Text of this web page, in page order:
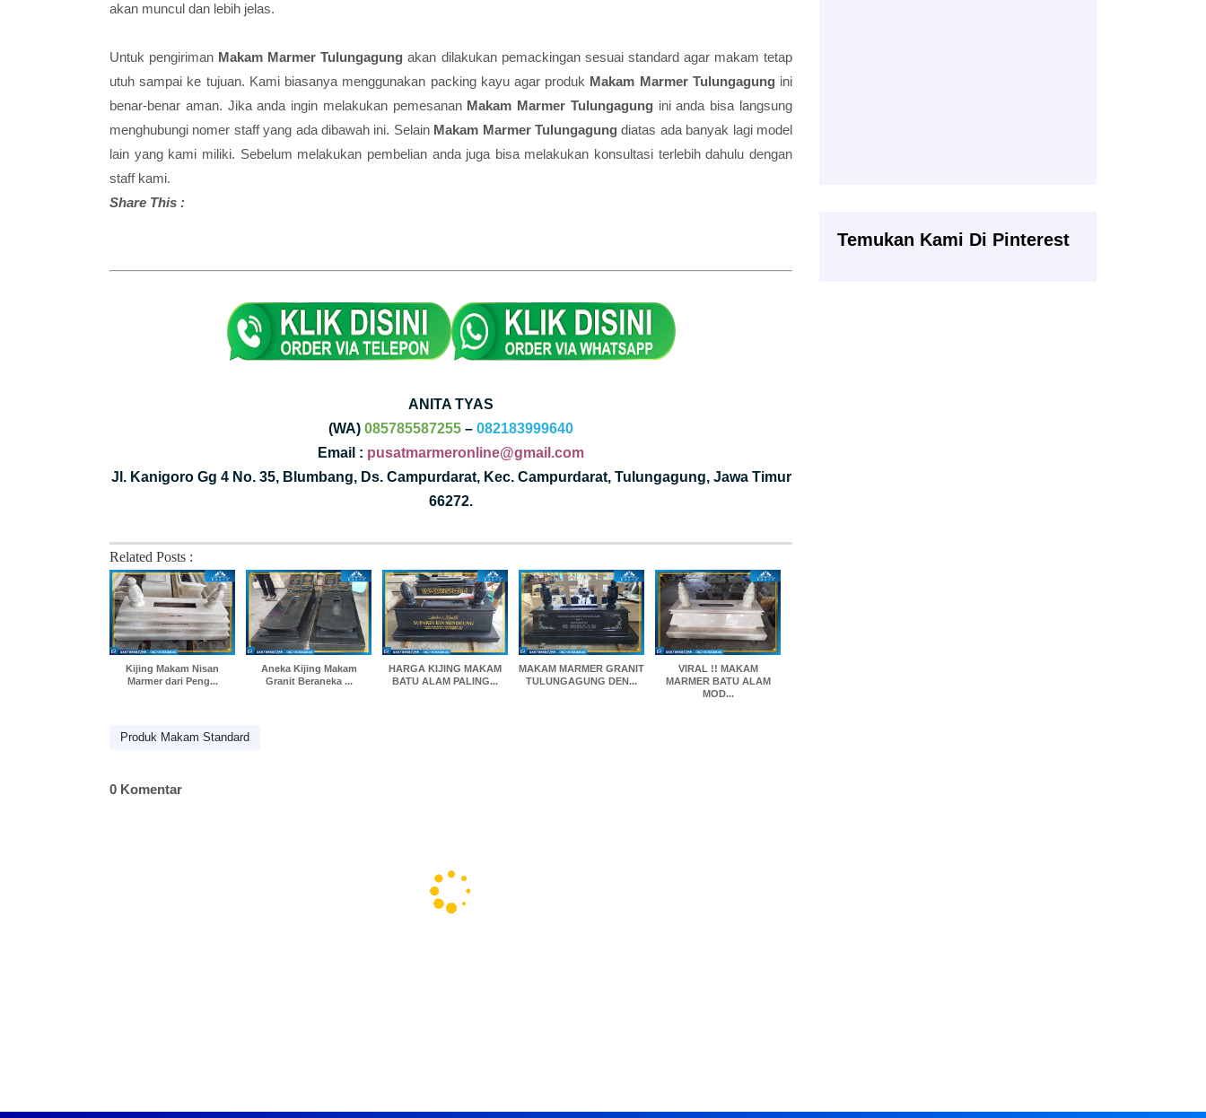
akan muncul dan lebih jelas.
Untuk pengiriman Makam Marmer Tulungagung akan dilakukan pemackingan sesuai standard agar makam tetap
utuh sampai ke tujuan. Kami biasanya menggunakan packing kayu agar produk Makam Marmer Tulungagungini
benar-benar aman. Jika anda ingin melakukan pemesanan Makam Marmer Tulungagung ini anda bisa langsung
menghubungi nomer staff yang ada dibawah ini. Selain Makam Marmer Tulungagung diatas ada banyak lagi model
lain yang kami miliki. Sebelum melakukan pembelian anda juga bisa melakukan konsultasi terlebih dahulu dengan
staff kami.
Share This :
ANITA TYAS
(WA) 085785587255 – 082183999640
Email : pusatmarmeronline@gmail.com
Jl. Kanigoro Gg 4 No. 35, Blumbang, Ds. Campurdarat, Kec. Campurdarat, Tulungagung, Jawa Timur
66272.
Related Posts :
Kijing Makam Nisan
Marmer dari Peng...
Aneka Kijing Makam
Granit Beraneka ...
HARGA KIJING MAKAM
BATU ALAM PALING...
MAKAM MARMER GRANIT
TULUNGAGUNG DEN...
VIRAL !! MAKAM
MARMER BATU ALAM
MOD...
Produk Makam Standard
0 Komentar
Temukan Kami Di Pinterest